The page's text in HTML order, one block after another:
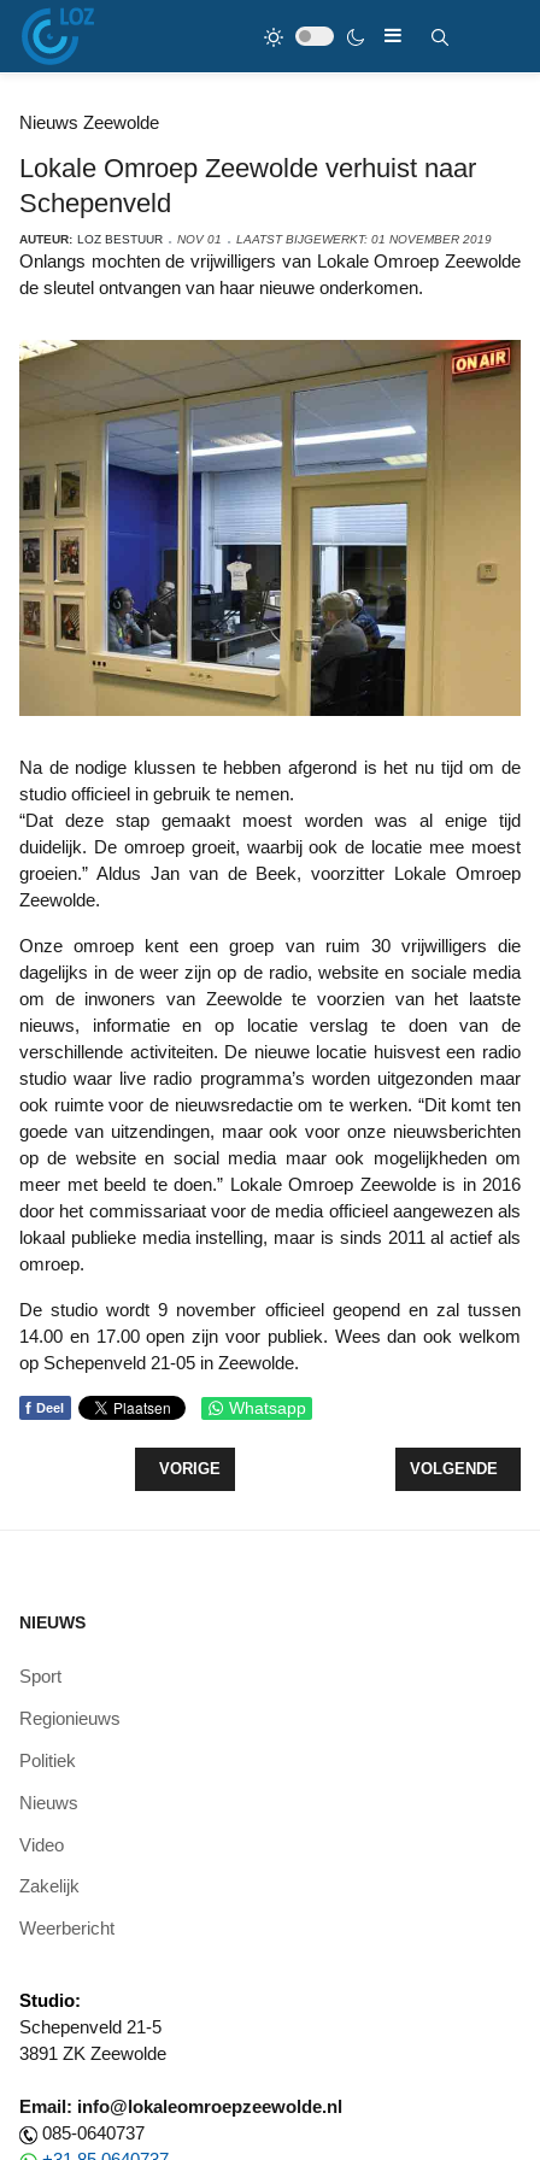
Nieuws Zeewolde
Lokale Omroep Zeewolde verhuist naar
Schepenveld
AUTEUR: LOZ BESTUUR NOV 01 LAATST BIJGEWERKT: 01 NOVEMBER 2019
Onlangs mochten de vrijwilligers van Lokale Omroep Zeewolde
de sleutel ontvangen van haar nieuwe onderkomen.
Na de nodige klussen te hebben afgerond is het nu tijd om de
studio officieel in gebruik te nemen.
“Dat deze stap gemaakt moest worden was al enige tijd
duidelijk. De omroep groeit, waarbij ook de locatie mee moest
groeien.” Aldus Jan van de Beek, voorzitter Lokale Omroep
Zeewolde.
Onze omroep kent een groep van ruim 30 vrijwilligers die
dagelijks in de weer zijn op de radio, website en sociale media
om de inwoners van Zeewolde te voorzien van het laatste
nieuws, informatie en op locatie verslag te doen van de
verschillende activiteiten. De nieuwe locatie huisvest een radio
studio waar live radio programma’s worden uitgezonden maar
ook ruimte voor de nieuwsredactie om te werken. “Dit komt ten
goede van uitzendingen, maar ook voor onze nieuwsberichten
op de website en social media maar ook mogelijkheden om
meer met beeld te doen.” Lokale Omroep Zeewolde is in 2016
door het commissariaat voor de media officieel aangewezen als
lokaal publieke media instelling, maar is sinds 2011 al actief als
omroep.
De studio wordt 9 november officieel geopend en zal tussen
14.00 en 17.00 open zijn voor publiek. Wees dan ook welkom
op Schepenveld 21-05 in Zeewolde.
f Deel Whatsapp
VORIG ARTIKEL: WORKSHOP 'FAALANGST
VORIGE VOLGENDE
VOLGENDE
NIEUWS
Sport
Regionieuws
Politiek
Nieuws
Video
Zakelijk
Weerbericht
Studio:
Schepenveld 21-5
3891 ZK Zeewolde
Email: info@lokaleomroepzeewolde.nl
085-0640737